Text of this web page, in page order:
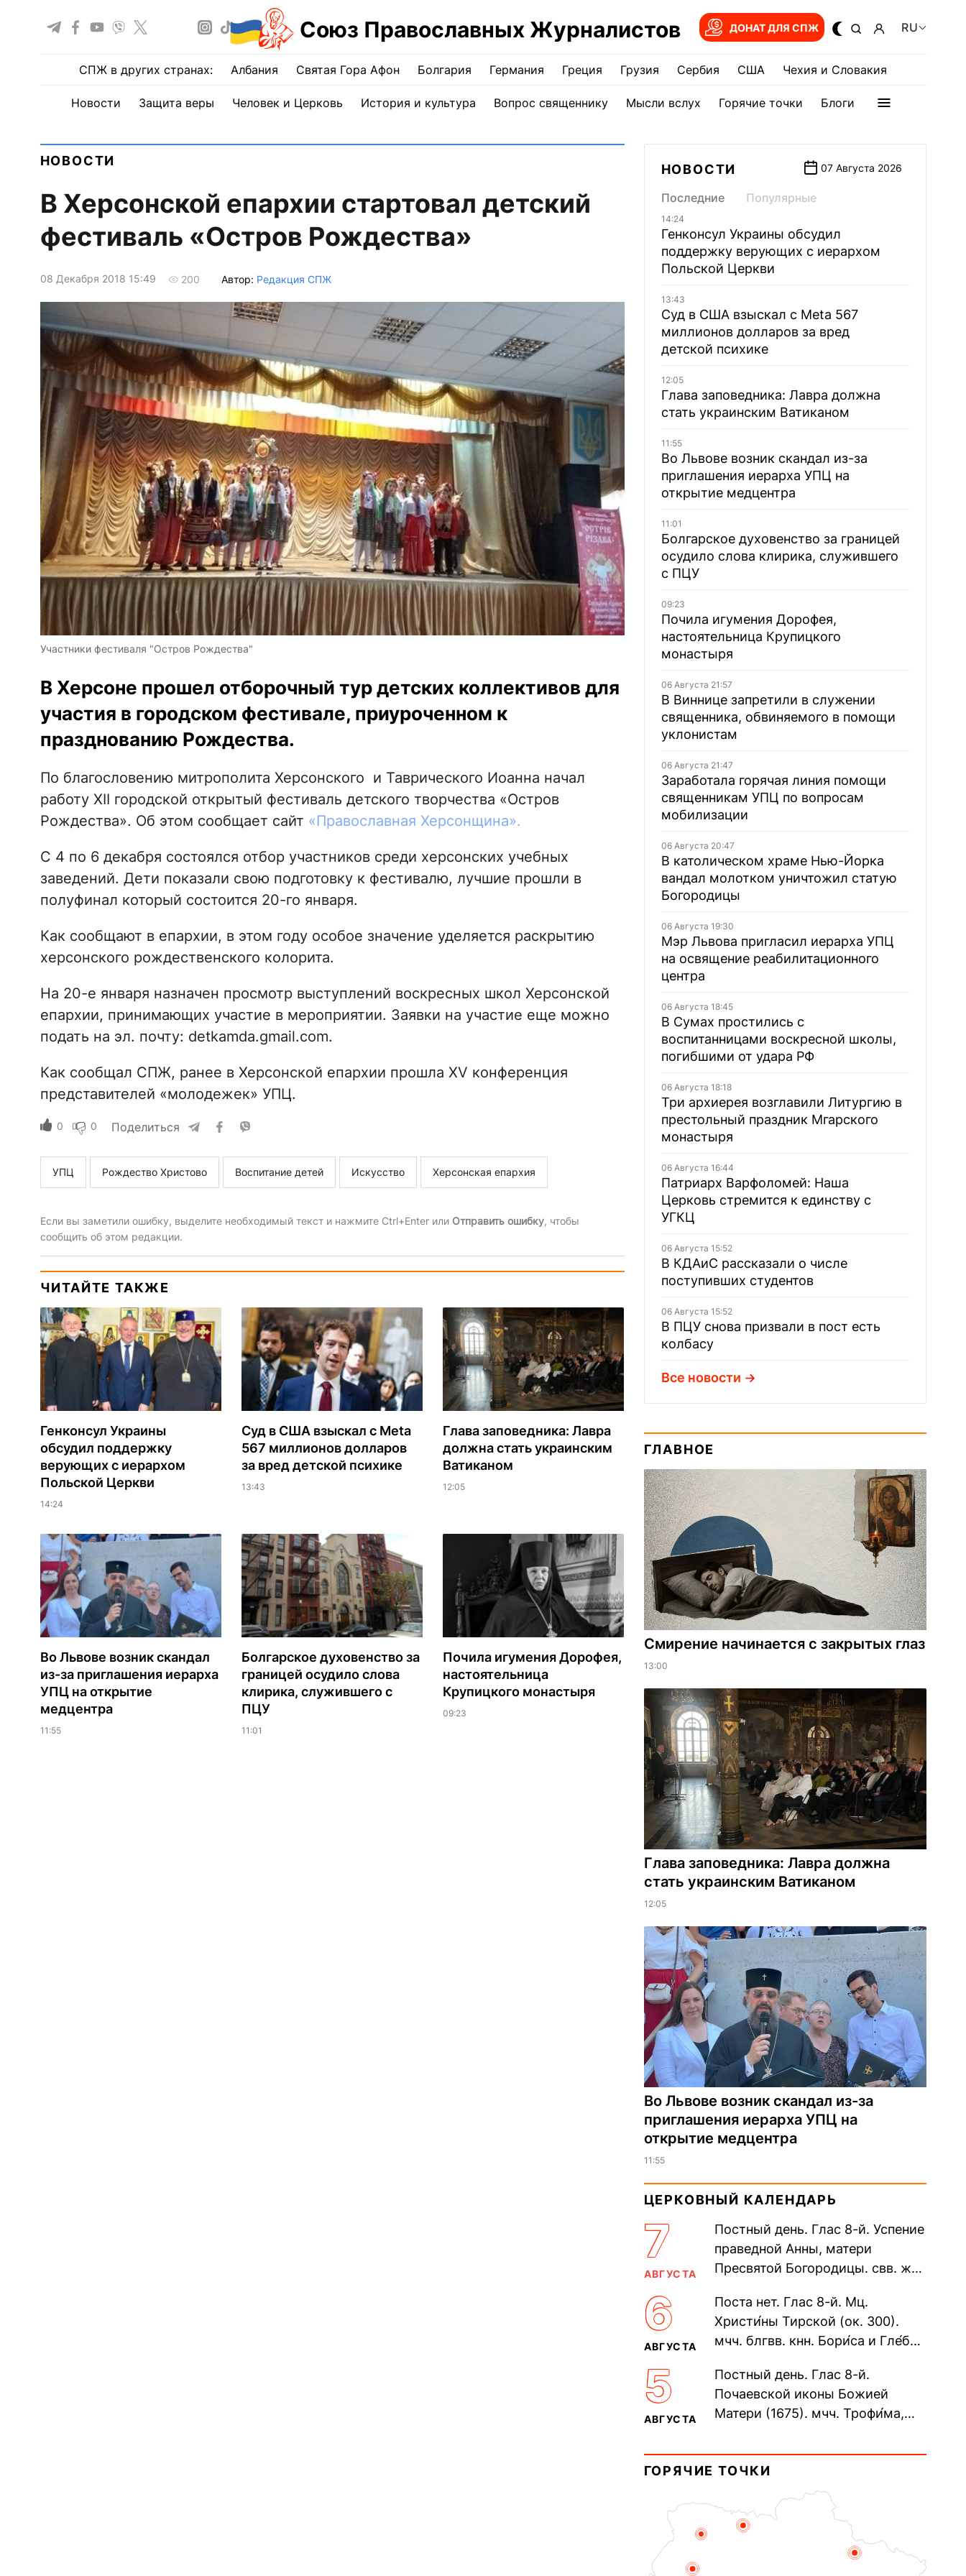
Союз Православных Журналистов ДОНАТ ДЛЯ СПЖ RU
СПЖ в других странах: Албания Святая Гора Афон Болгария Германия Греция Грузия Сербия США Чехия и Словакия
Новости Защита веры Человек и Церковь История и культура Вопрос священнику Мысли вслух Горячие точки Блоги
НОВОСТИ
В Херсонской епархии стартовал детский
фестиваль «Остров Рождества»
08 Декабря 2018 15:49 200 Автор: Редакция СПЖ
Участники фестиваля "Остров Рождества"
В Херсоне прошел отборочный тур детских коллективов для
участия в городском фестивале, приуроченном к
празднованию Рождества.
По благословению митрополита Херсонского и Таврического Иоанна начал
работу ХII городской открытый фестиваль детского творчества «Остров
Рождества». Об этом сообщает сайт «Православная Херсонщина».
С 4 по 6 декабря состоялся отбор участников среди херсонских учебных
заведений. Дети показали свою подготовку к фестивалю, лучшие прошли в
полуфинал который состоится 20-го января.
Как сообщают в епархии, в этом году особое значение уделяется раскрытию
херсонского рождественского колорита.
На 20-е января назначен просмотр выступлений воскресных школ Херсонской
епархии, принимающих участие в мероприятии. Заявки на участие еще можно
подать на эл. почту: detkamda.gmail.com.
Как сообщал СПЖ, ранее в Херсонской епархии прошла XV конференция
представителей «молодежек» УПЦ.
0 0 Поделиться
УПЦ Рождество Христово Воспитание детей Искусство Херсонская епархия
Если вы заметили ошибку, выделите необходимый текст и нажмите Ctrl+Enter или Отправить ошибку, чтобы
сообщить об этом редакции.
ЧИТАЙТЕ ТАКЖЕ
Генконсул Украины
обсудил поддержку
верующих с иерархом
Польской Церкви
14:24
Суд в США взыскал с Meta
567 миллионов долларов
за вред детской психике
13:43
Глава заповедника: Лавра
должна стать украинским
Ватиканом
12:05
Во Львове возник скандал
из-за приглашения иерарха
УПЦ на открытие
медцентра
11:55
Болгарское духовенство за
границей осудило слова
клирика, служившего с
ПЦУ
11:01
Почила игумения Дорофея,
настоятельница
Крупицкого монастыря
09:23
НОВОСТИ 07 Августа 2026
Последние Популярные
14:24
Генконсул Украины обсудил
поддержку верующих с иерархом
Польской Церкви
13:43
Суд в США взыскал с Meta 567
миллионов долларов за вред
детской психике
12:05
Глава заповедника: Лавра должна
стать украинским Ватиканом
11:55
Во Львове возник скандал из-за
приглашения иерарха УПЦ на
открытие медцентра
11:01
Болгарское духовенство за границей
осудило слова клирика, служившего
с ПЦУ
09:23
Почила игумения Дорофея,
настоятельница Крупицкого
монастыря
06 Августа 21:57
В Виннице запретили в служении
священника, обвиняемого в помощи
уклонистам
06 Августа 21:47
Заработала горячая линия помощи
священникам УПЦ по вопросам
мобилизации
06 Августа 20:47
В католическом храме Нью-Йорка
вандал молотком уничтожил статую
Богородицы
06 Августа 19:30
Мэр Львова пригласил иерарха УПЦ
на освящение реабилитационного
центра
06 Августа 18:45
В Сумах простились с
воспитанницами воскресной школы,
погибшими от удара РФ
06 Августа 18:18
Три архиерея возглавили Литургию в
престольный праздник Мгарского
монастыря
06 Августа 16:44
Патриарх Варфоломей: Наша
Церковь стремится к единству с
УГКЦ
06 Августа 15:52
В КДАиС рассказали о числе
поступивших студентов
06 Августа 15:52
В ПЦУ снова призвали в пост есть
колбасу
Все новости
ГЛАВНОЕ
Смирение начинается с закрытых глаз
13:00
Глава заповедника: Лавра должна
стать украинским Ватиканом
12:05
Во Львове возник скандал из-за
приглашения иерарха УПЦ на
открытие медцентра
11:55
ЦЕРКОВНЫЙ КАЛЕНДАРЬ
7
АВГУСТА
Постный день. Глас 8-й. Успение
праведной Анны, матери
Пресвятой Богородицы. свв. жен
прп. Евпракси́и девы,...
6
АВГУСТА
Поста нет. Глас 8-й. Мц.
Христи́ны Тирской (ок. 300).
мчч. блгвв. кнн. Бори́са и Гле́ба,
Дави́да (1015). Прп....
5
АВГУСТА
Постный день. Глас 8-й.
Почаевской иконы Божией
Матери (1675). мчч. Трофи́ма,
мучеников (284–305). прав.
воина Фео́дора...
ГОРЯЧИЕ ТОЧКИ